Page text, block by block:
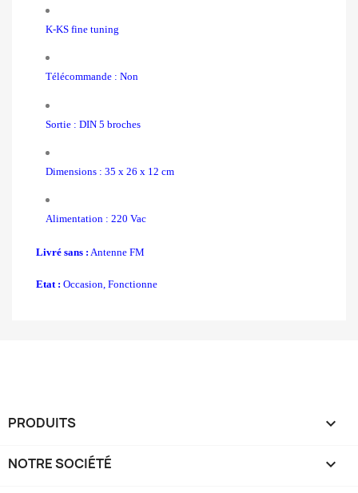
K-KS fine tuning
Télécommande : Non
Sortie : DIN 5 broches
Dimensions : 35 x 26 x 12 cm
Alimentation : 220 Vac
Livré sans : Antenne FM
Etat : Occasion, Fonctionne
PRODUITS 
NOTRE SOCIÉTÉ 